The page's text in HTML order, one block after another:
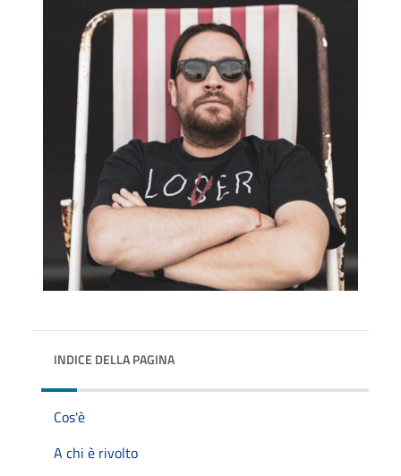
INDICE DELLA PAGINA
Cos'è
A chi è rivolto